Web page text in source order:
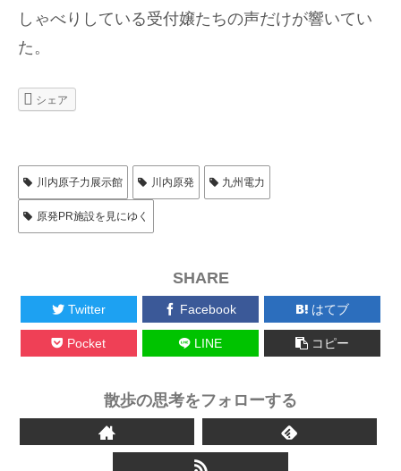
しゃべりしている受付嬢たちの声だけが響いてい
た。
シェア
川内原子力展示館 川内原発 九州電力
原発PR施設を見にゆく
SHARE
Twitter Facebook はてブ
Pocket LINE コピー
散歩の思考をフォローする